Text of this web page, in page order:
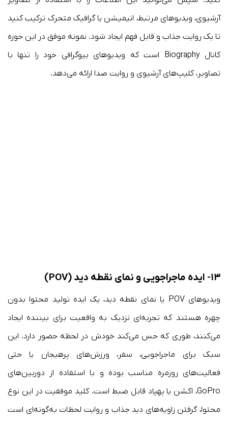
آرشیوی، ویدیوهای مرتبط، انیمیشن یا گرافیک متحرک ترکیب کنید
تا یک روایت جذاب و قابل فهم ایجاد شود. نمونه موفق در این حوزه
کانال Biography است که ویدیوهای بیوگرافی خود را تنها با
تصاویر، کلیپ‌های آرشیوی و روایت صدا ارائه می‌دهد.
۱۳- ایده ماجراجویی و نمای نقطه دید (POV)
ویدیوهای POV یا نمای نقطه دید، یک ایده تولید محتوا بدون
چهره هستند که تجربه‌ای نزدیک به واقعیت برای بیننده ایجاد
می‌کنند، طوری که حس می‌کند خودش در لحظه حضور دارد. این
سبک برای ماجراجویی، سفر، ورزش‌های پرهیجان یا حتی
فعالیت‌های روزمره مناسب بوده و با استفاده از دوربین‌های
GoPro، اکشن یا پهپاد قابل ضبط است. کلید موفقیت در این نوع
محتوا، گرفتن زاویه‌های دید جذاب و روایت لحظات به‌گونه‌ای است